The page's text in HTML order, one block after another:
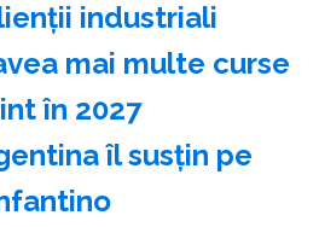
industriali
mai multe curse
în 2027
îl susţin pe